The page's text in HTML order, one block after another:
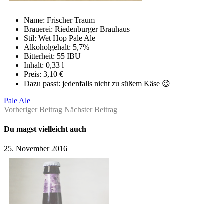
Name: Frischer Traum
Brauerei: Riedenburger Brauhaus
Stil: Wet Hop Pale Ale
Alkoholgehalt: 5,7%
Bitterheit: 55 IBU
Inhalt: 0,33 l
Preis: 3,10 €
Dazu passt: jedenfalls nicht zu süßem Käse 😉
Pale Ale
Vorheriger Beitrag Nächster Beitrag
Du magst vielleicht auch
25. November 2016